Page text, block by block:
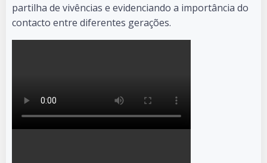
partilha de vivências e evidenciando a importância do
contacto entre diferentes gerações.